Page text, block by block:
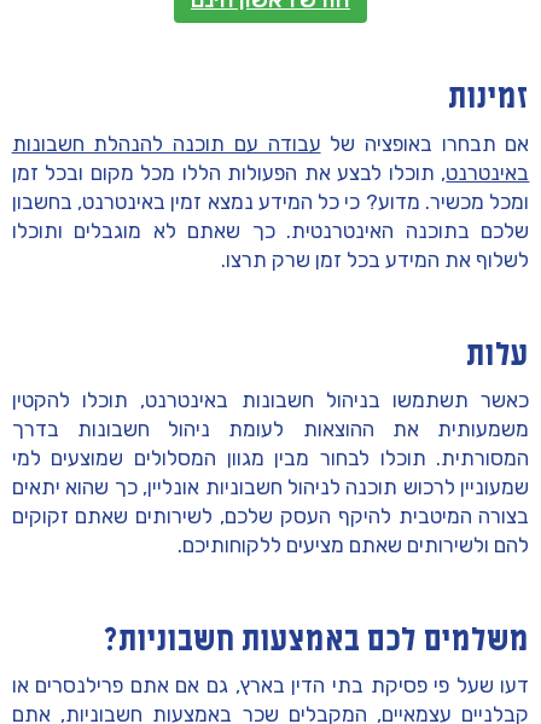
זמינות
אם תבחרו באופציה של עבודה עם תוכנה להנהלת חשבונות
באינטרנט, תוכלו לבצע את הפעולות הללו מכל מקום ובכל זמן
ומכל מכשיר. מדוע? כי כל המידע נמצא זמין באינטרנט, בחשבון
שלכם בתוכנה האינטרנטית. כך שאתם לא מוגבלים ותוכלו
לשלוף את המידע בכל זמן שרק תרצו.
עלות
כאשר תשתמשו בניהול חשבונות באינטרנט, תוכלו להקטין
משמעותית את ההוצאות לעומת ניהול חשבונות בדרך
המסורתית. תוכלו לבחור מבין מגוון המסלולים שמוצעים למי
שמעוניין לרכוש תוכנה לניהול חשבוניות אונליין, כך שהוא יתאים
בצורה המיטבית להיקף העסק שלכם, לשירותים שאתם זקוקים
להם ולשירותים שאתם מציעים ללקוחותיכם.
משלמים לכם באמצעות חשבוניות?
דעו שעל פי פסיקת בתי הדין בארץ, גם אם אתם פרילנסרים או
קבלניים עצמאיים, המקבלים שכר באמצעות חשבוניות, אתם